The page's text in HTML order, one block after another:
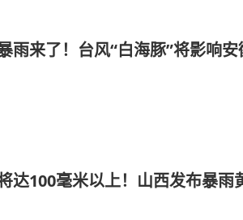
雨来了！台风“白海豚”将影响安
达100毫米以上！山西发布暴雨